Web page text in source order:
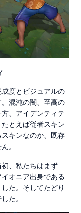
度とビジュアルの
混沌の闇、至高の
、アイデンティテ
とえば従者スキン
キンなのか、既存
。
、私たちはまず
オニア出身である
た。そしてたどり
た。